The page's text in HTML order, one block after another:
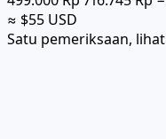
≈ $55 USD
Satu pemeriksaan,